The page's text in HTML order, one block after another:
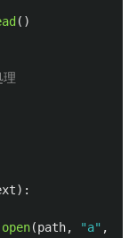
()
):
open(path, "a" ,